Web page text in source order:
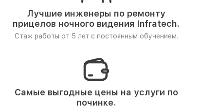
Лучшие инженеры по ремонту
прицелов ночного видения Infratech.
Стаж работы от 5 лет с постоянным обучением.
Самые выгодные цены на услуги по
починке.